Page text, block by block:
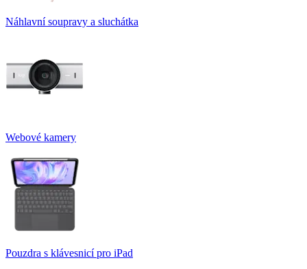
Náhlavní soupravy a sluchátka
Webové kamery
Pouzdra s klávesnicí pro iPad